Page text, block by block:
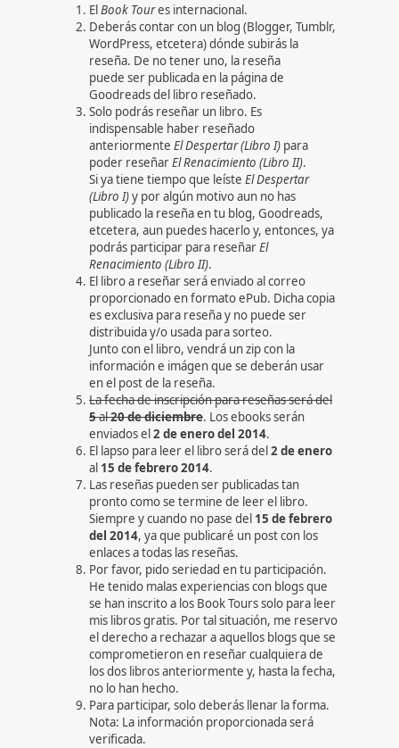
ElBook Toures internacional.
Deberás contar con un blog (Blogger, Tumblr,
WordPress, etcetera) dónde subirás la
reseña. De no tener uno, la reseña
puede ser publicada en la página de
Goodreads del libro reseñado.
Solo podrás reseñar un libro. Es
indispensable haber reseñado
anteriormente El Despertar (Libro I) para
poder reseñarEl Renacimiento (Libro II).
Si ya tiene tiempo que leíste El Despertar
(Libro I)y por algún motivo aun no has
publicado la reseña en tu blog, Goodreads,
etcetera, aun puedes hacerlo y, entonces, ya
podrás participar para reseñarEl
Renacimiento (Libro II).
El libro a reseñar será enviado al correo
proporcionado en formato ePub. Dicha copia
es exclusiva para reseña y no puede ser
distribuida y/o usada para sorteo.
Junto con el libro, vendrá un zip con la
información e imágen que se deberán usar
en el post de la reseña.
La fecha de inscripción para reseñas será del
5al20 de diciembre. Los ebooks serán
enviados el2 de enero del 2014.
El lapso para leer el libro será del2 de enero
al 15 de febrero 2014.
Las reseñas pueden ser publicadas tan
pronto como se termine de leer el libro.
Siempre y cuando no pase del 15 de febrero
del 2014, ya que publicaré un post con los
enlaces a todas las reseñas.
Por favor, pido seriedad en tu participación.
He tenido malas experiencias con blogs que
se han inscrito a los Book Tours solo para leer
mis libros gratis. Por tal situación, me reservo
el derecho a rechazar a aquellos blogs que se
comprometieron en reseñar cualquiera de
los dos libros anteriormente y, hasta la fecha,
no lo han hecho.
Para participar, solo deberás llenar la forma.
Nota: La información proporcionada será
verificada.